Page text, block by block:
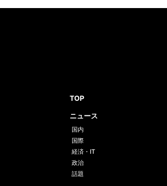
TOP
ニュース
国内
国際
経済・IT
政治
話題